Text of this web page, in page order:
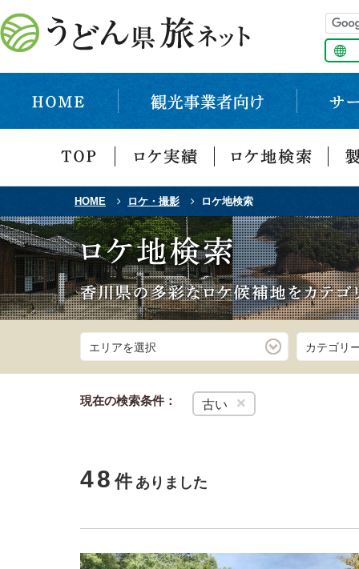
HOME ロケ・撮影 ロケ地検索
エリアを選択 カテゴリ
現在の検索条件： 古い ×
48 件 ありました